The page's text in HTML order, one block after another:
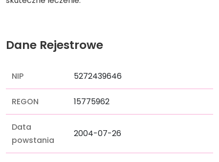
Dane Rejestrowe
NIP 5272439646
REGON 15775962
Data
powstania
2004-07-26